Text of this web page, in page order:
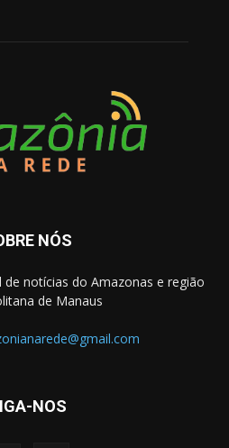
NÓS
notícias do Amazonas e região
de Manaus
NOS